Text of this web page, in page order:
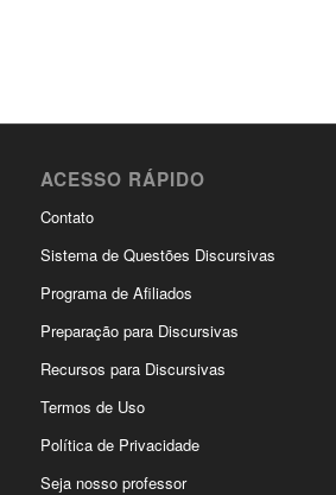
ACESSO RÁPIDO
Contato
Sistema de Questões Discursivas
Programa de Afiliados
Preparação para Discursivas
Recursos para Discursivas
Termos de Uso
Política de Privacidade
Seja nosso professor